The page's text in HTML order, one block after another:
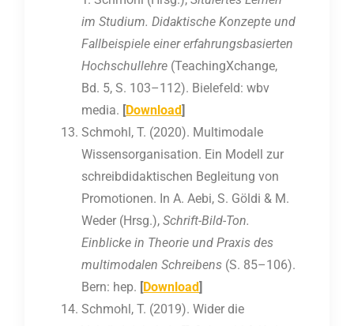
im Studium. Didaktische Konzepte und
Fallbeispiele einer erfahrungsbasierten
Hochschullehre (TeachingXchange,
Bd. 5, S. 103–112). Bielefeld: wbv
media. [Download]
Schmohl, T. (2020). Multimodale
Wissensorganisation. Ein Modell zur
schreibdidaktischen Begleitung von
Promotionen. In A. Aebi, S. Göldi & M.
Weder (Hrsg.),Schrift-Bild-Ton.
Einblicke in Theorie und Praxis des
multimodalen Schreibens (S. 85–106).
Bern: hep. [Download]
Schmohl, T. (2019). Wider die